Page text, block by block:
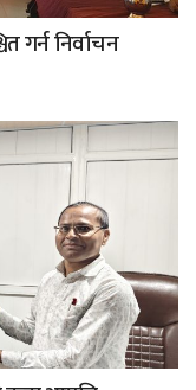
गर्न निर्वाचन